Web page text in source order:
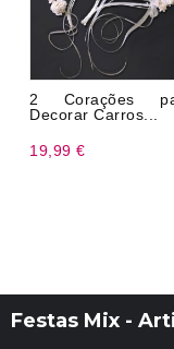
2 Corações
Decorar Carros...
19,99 €
Festas Mix -